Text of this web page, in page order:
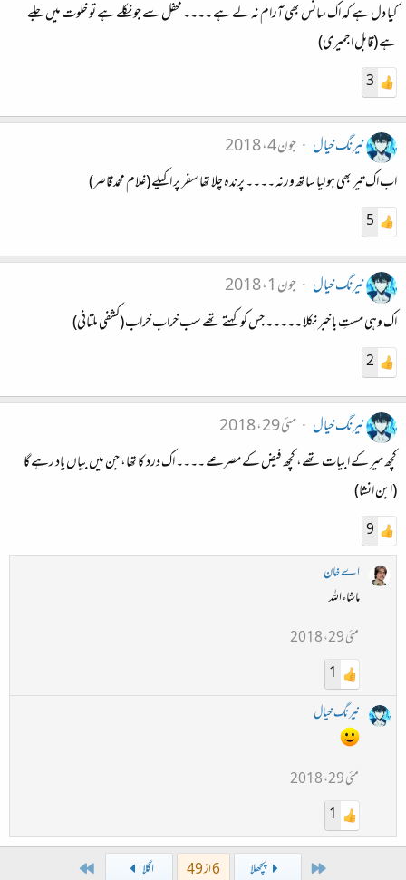
کیا دل ہے کہ اک سانس بھی آرام نہ لے ہے ۔۔۔۔ محفل سے جو نکلے ہے تو خلوت میں جلے
ہے (قابل اجمیری)
3
نیرنگ خیال
جون 4، 2018
اب اک تیر بھی ہو لیا ساتھ ورنہ ۔۔۔۔ پرندہ چلا تھا سفر پر اکیلے (غلام محمد قاصر)
5
نیرنگ خیال
جون 1، 2018
اک وہی مستِ با خبر نکلا ۔۔۔۔۔ جس کو کہتے تھے سب خراب خراب (کشفی ملتانی)
2
نیرنگ خیال
مئی 29، 2018
کچھ میر کے ابیات تھے، کچھ فیض کے مصرعے ۔۔۔۔ اک درد کا تھا، جن میں بیاں یاد رہے گا
(ابن انشا)
9
اے خان
ماشاءاللہ
مئی 29، 2018
1
نیرنگ خیال
مئی 29، 2018
1
First پچھلا 6 از 49 اگلا